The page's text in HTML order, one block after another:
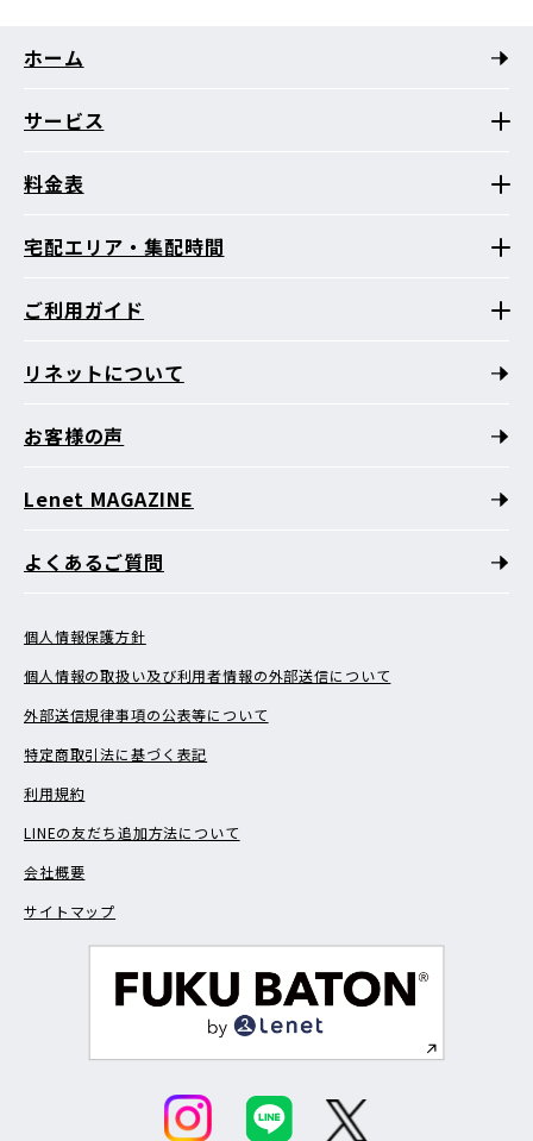
ホーム
サービス
料金表
宅配エリア・集配時間
ご利用ガイド
リネットについて
お客様の声
Lenet MAGAZINE
よくあるご質問
個人情報保護方針
個人情報の取扱い及び利用者情報の外部送信について
外部送信規律事項の公表等について
特定商取引法に基づく表記
利用規約
LINEの友だち追加方法について
会社概要
サイトマップ